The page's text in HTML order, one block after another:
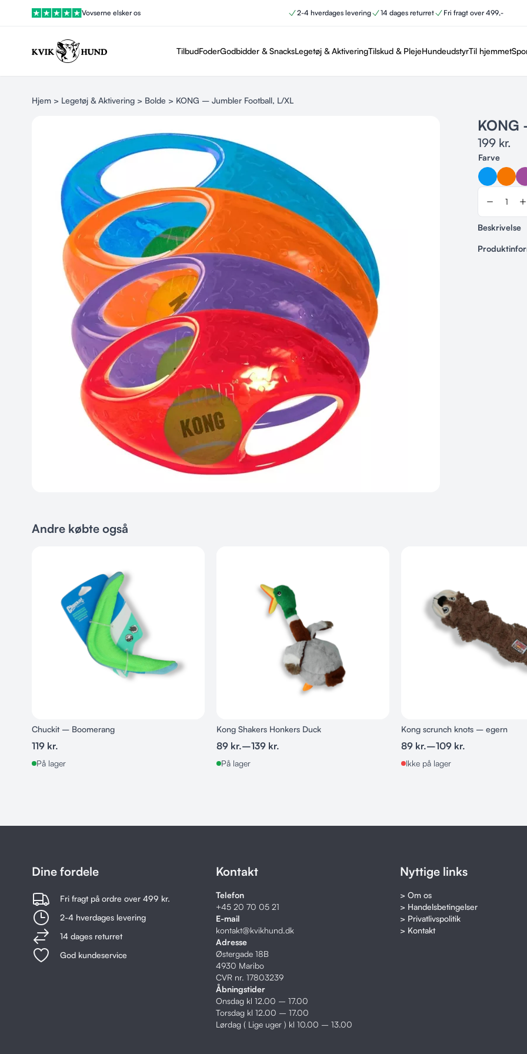
Vovserne elsker os 2-4 hverdages levering 14 dages returret Fri fragt over 499,-
TilbudFoderGodbidder & SnacksLegetøj & AktiveringTilskud & PlejeHundeudstyrTil hjemmet
Hjem > Legetøj & Aktivering > Bolde > KONG – Jumbler Football, L/XL
KONG
199 kr.
Farve
Beskrivelse
Andre købte også
Chuckit – Boomerang
119 kr.
På lager
Kong Shakers Honkers Duck
89 kr.–139 kr.
På lager
Kong scrunch knots – egern
89 kr.–109 kr.
Ikke på lager
Dine fordele
Fri fragt på ordre over 499 kr.
2-4 hverdages levering
14 dages returret
God kundeservice
Kontakt
Telefon
+45 20 70 05 21
E-mail
kontakt@kvikhund.dk
Adresse
Østergade 18B
4930 Maribo
CVR nr. 17803239
Åbningstider
Onsdag kl 12.00 – 17.00
Torsdag kl 12.00 – 17.00
Lørdag ( Lige uger ) kl 10.00 – 13.00
Nyttige links
> Om os
> Handelsbetingelser
> Privatlivspolitik
> Kontakt